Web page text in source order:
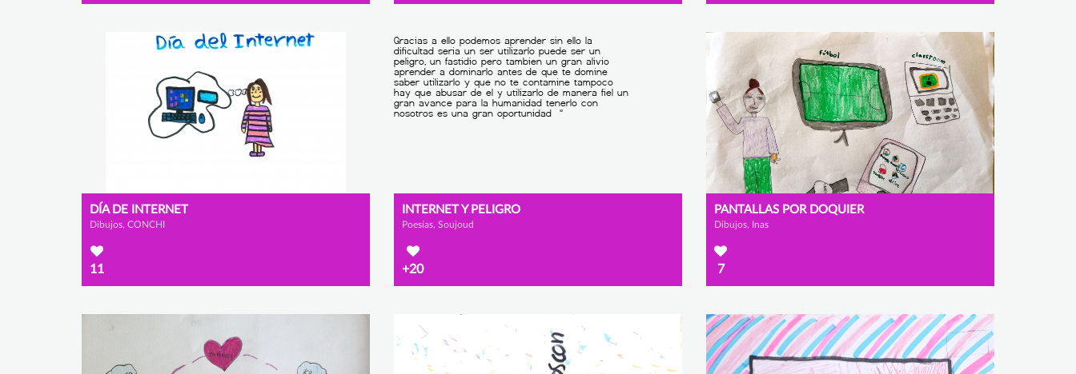
DÍA DE INTERNET
Dibujos, CONCHI
11
INTERNET Y PELIGRO
Poesías, Soujoud
+20
PANTALLAS POR DOQUIER
Dibujos, Inas
7